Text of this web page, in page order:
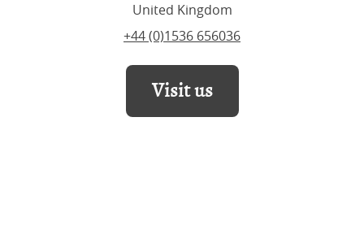
United Kingdom
+44 (0)1536 656036
Visit us